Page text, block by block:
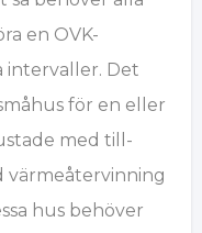
en OVK-
intervaller. Det
för en eller
med till-
värmeåtervinning
hus behöver